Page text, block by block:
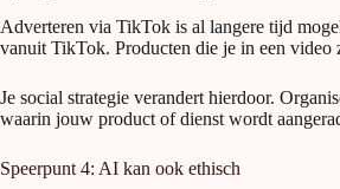
Adverteren via TikTok is al langere tijd
vanuit TikTok. Producten die je in een video
Je social strategie verandert hierdoor.
waarin jouw product of dienst wordt
Speerpunt 4: AI kan ook ethisch